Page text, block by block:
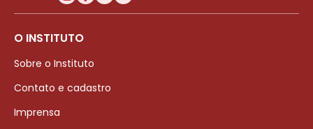
O INSTITUTO
Sobre o Instituto
Contato e cadastro
Imprensa